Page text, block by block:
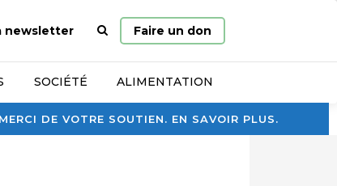
DE VOTRE SOUTIEN. EN SAVOIR PLUS.
newsletter
Page
d’accueil
Faire un don
SOCIÉTÉ ALIMENTATION